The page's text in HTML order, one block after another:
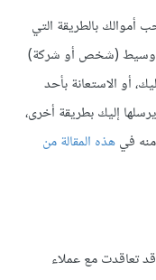
بالطريقة التي
وسيط (شخص أو شركة)
أو الاستعانة بأحد
إليك بطريقة أخرى،
فيهذه المقالة من
قد تعاقدت مع عملاء